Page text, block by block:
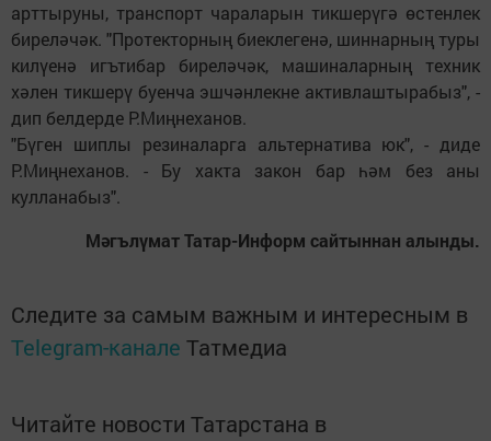
арттыруны, транспорт чараларын тикшерүгә өстенлек
биреләчәк. "Протекторның биеклегенә, шиннарның туры
килүенә игътибар биреләчәк, машиналарның техник
хәлен тикшерү буенча эшчәнлекне активлаштырабыз", -
дип белдерде Р.Миңнеханов.
"Бүген шиплы резиналарга альтернатива юк", - диде
Р.Миңнеханов. - Бу хакта закон бар һәм без аны
кулланабыз".
Мәгълүмат Татар-Информ сайтыннан алынды.
Следите за самым важным и интересным в
Telegram-канале Татмедиа
Читайте новости Татарстана в